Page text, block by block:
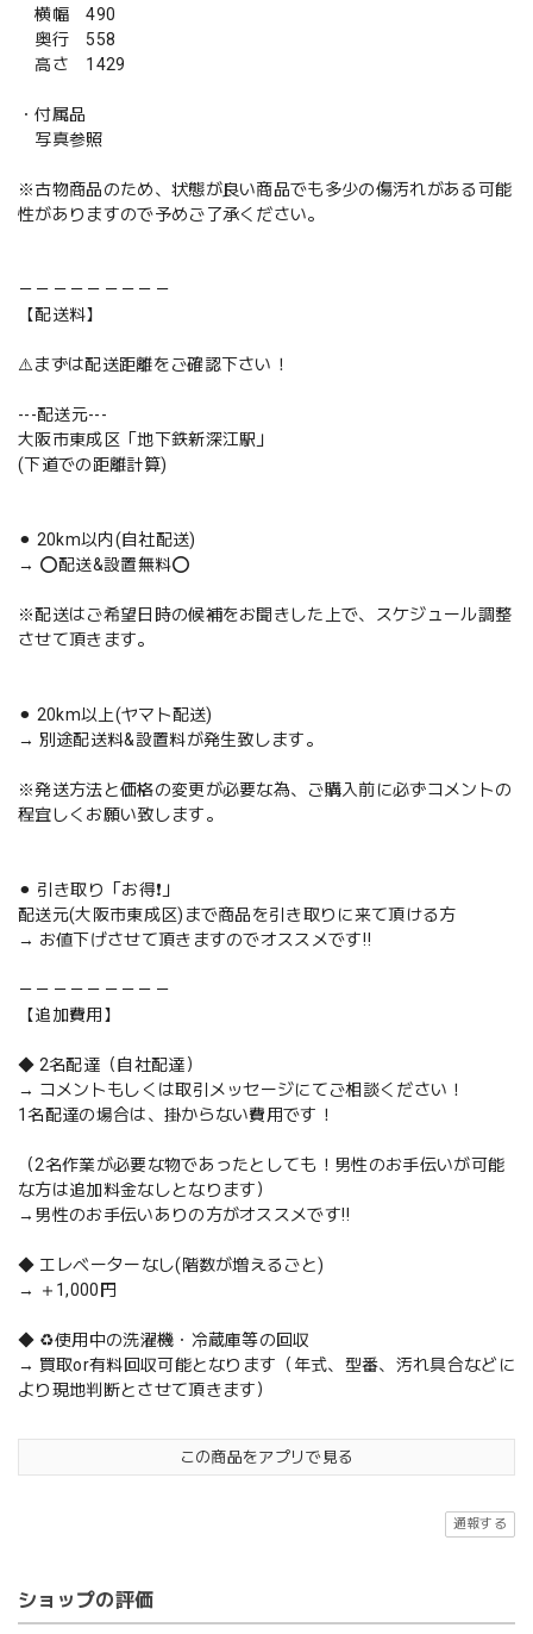
横幅 490
奥行 558
高さ 1429
・付属品
写真参照
※古物商品のため、状態が良い商品でも多少の傷汚れがある可能
性がありますので予めご了承ください。
－－－－－－－－－
【配送料】
⚠️まずは配送距離をご確認下さい！
---配送元---
大阪市東成区「地下鉄新深江駅」
(下道での距離計算)
⚫︎ 20km以内(自社配送)
→ ⭕️配送&設置無料⭕️
※配送はご希望日時の候補をお聞きした上で、スケジュール調整
させて頂きます。
⚫︎ 20km以上(ヤマト配送)
→ 別途配送料&設置料が発生致します。
※発送方法と価格の変更が必要な為、ご購入前に必ずコメントの
程宜しくお願い致します。
⚫︎ 引き取り「お得❗️」
配送元(大阪市東成区)まで商品を引き取りに来て頂ける方
→ お値下げさせて頂きますのでオススメです‼️
－－－－－－－－－
【追加費用】
◆ 2名配達（自社配達）
→ コメントもしくは取引メッセージにてご相談ください！
1名配達の場合は、掛からない費用です！
（2名作業が必要な物であったとしても！男性のお手伝いが可能
な方は追加料金なしとなります）
→男性のお手伝いありの方がオススメです‼️
◆ エレベーターなし(階数が増えるごと)
→ ＋1,000円
◆ ♻️使用中の洗濯機・冷蔵庫等の回収
→ 買取or有料回収可能となります（年式、型番、汚れ具合などに
より現地判断とさせて頂きます）
この商品をアプリで見る
通報する
ショップの評価